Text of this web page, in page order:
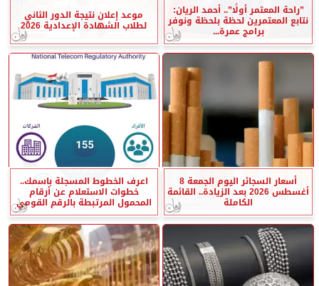
”راحة المعتمر أولًا”.. أحمد الريان:
نتابع المعتمرين لحظة بلحظة ونوفر
برامج عمرة...
موعد إعلان نتيجة الدور الثاني
لطلاب الشهادة الإعدادية 2026
أسعار السجائر اليوم الجمعة 8
أغسطس 2026 بعد الزيادة.. القائمة
الكاملة
اعرف الخطوط المسجلة باسمك..
خطوات الاستعلام عن أرقام
المحمول المرتبطة بالرقم القومي